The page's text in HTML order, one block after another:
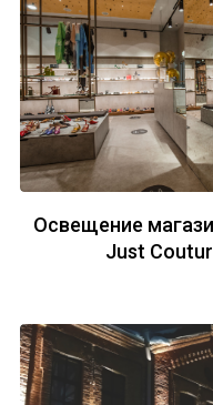
Освещение
Just